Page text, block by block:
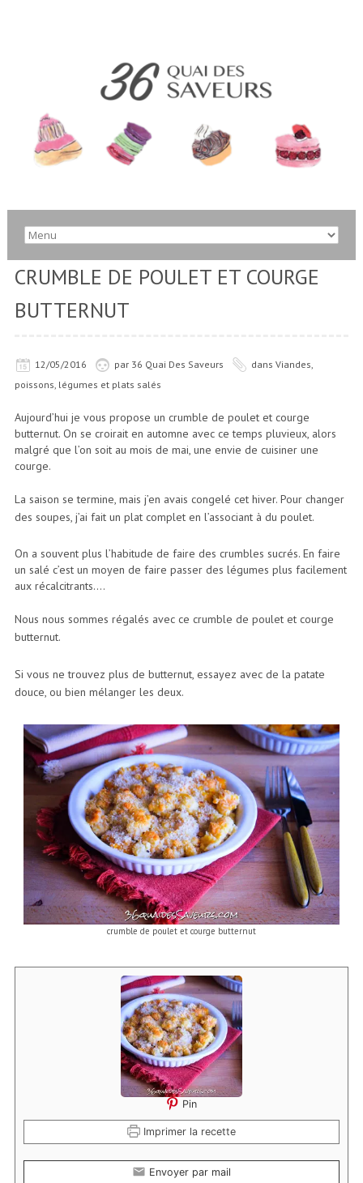
CRUMBLE DE POULET ET COURGE
BUTTERNUT
12/05/2016 par 36 Quai Des Saveurs dans Viandes,
poissons, légumes et plats salés
Aujourd’hui je vous propose un crumble de poulet et courge
butternut. On se croirait en automne avec ce temps pluvieux, alors
malgré que l’on soit au mois de mai, une envie de cuisiner une
courge.
La saison se termine, mais j’en avais congelé cet hiver. Pour changer
des soupes, j’ai fait un plat complet en l’associant à du poulet.
On a souvent plus l’habitude de faire des crumbles sucrés. En faire
un salé c’est un moyen de faire passer des légumes plus facilement
aux récalcitrants….
Nous nous sommes régalés avec ce crumble de poulet et courge
butternut.
Si vous ne trouvez plus de butternut, essayez avec de la patate
douce, ou bien mélanger les deux.
crumble de poulet et courge butternut
Pin
Imprimer la recette
Envoyer par mail